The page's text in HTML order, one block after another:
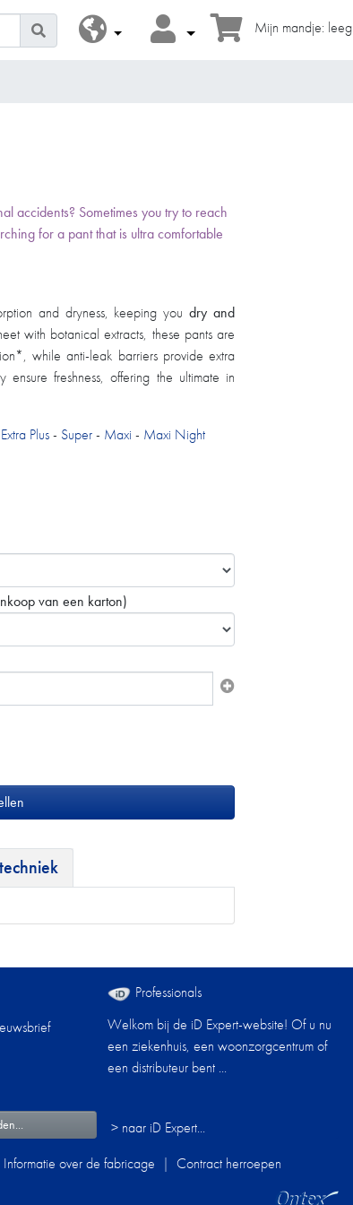
Mijn mandje: leeg
accidents? Sometimes you try to reach
for a pant that is ultra comfortable
and dryness, keeping youdry and
with botanical extracts, these pants are
while anti-leak barriers provide extra
freshness, offering the ultimate in
Extra Plus- Super- Maxi - Maxi Night
van een karton)
Professionals
Welkom bij de iD Expert-website! Of u nu
een ziekenhuis, een woonzorgcentrum of
een distributeur bent ...
> naar iD Expert...
Informatie over de fabricage | Contract herroepen